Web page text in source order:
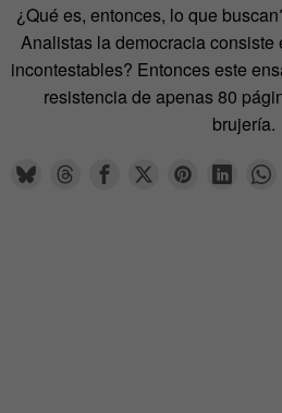
¿Qué es, entonces, lo que
Analistas la democracia consiste
incontestables? Entonces este
resistencia de apenas 80
brujería.